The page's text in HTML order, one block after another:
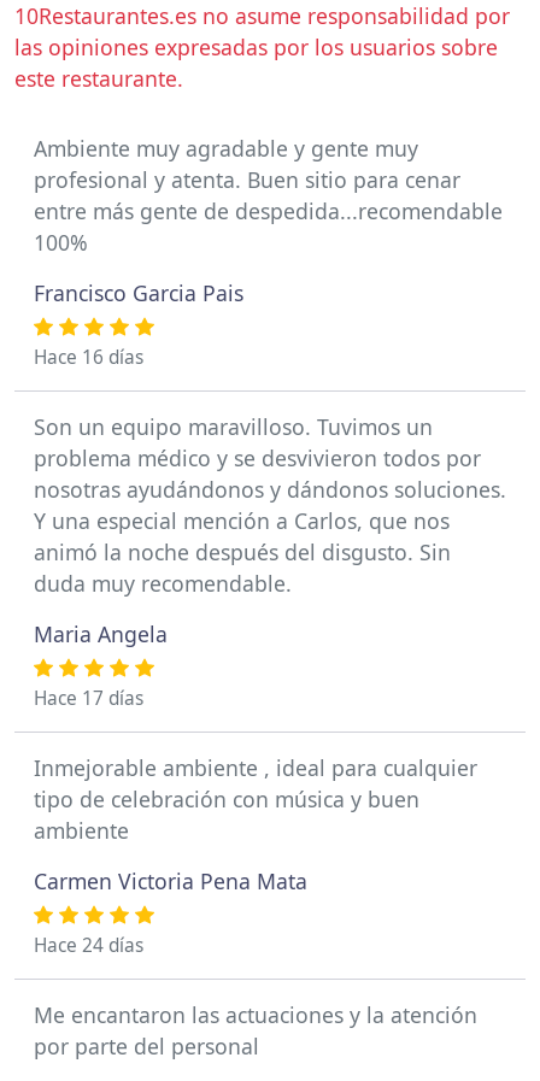
10Restaurantes.es no asume responsabilidad por
las opiniones expresadas por los usuarios sobre
este restaurante.
Ambiente muy agradable y gente muy
profesional y atenta. Buen sitio para cenar
entre más gente de despedida...recomendable
100%
Francisco Garcia Pais
Hace 16 días
Son un equipo maravilloso. Tuvimos un
problema médico y se desvivieron todos por
nosotras ayudándonos y dándonos soluciones.
Y una especial mención a Carlos, que nos
animó la noche después del disgusto. Sin
duda muy recomendable.
Maria Angela
Hace 17 días
Inmejorable ambiente , ideal para cualquier
tipo de celebración con música y buen
ambiente
Carmen Victoria Pena Mata
Hace 24 días
Me encantaron las actuaciones y la atención
por parte del personal